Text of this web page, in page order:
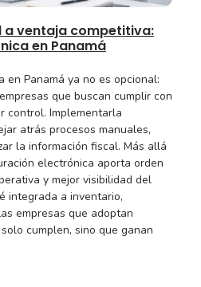
a ventaja competitiva:
en Panamá
Panamá ya no es opcional:
que buscan cumplir con
control. Implementarla
atrás procesos manuales,
la información fiscal. Más allá
electrónica aporta orden
y mejor visibilidad del
integrada a inventario,
empresas que adoptan
cumplen, sino que ganan